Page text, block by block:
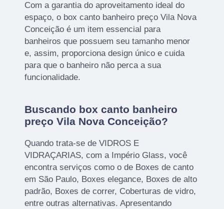
Com a garantia do aproveitamento ideal do
espaço, o box canto banheiro preço Vila Nova
Conceição é um item essencial para
banheiros que possuem seu tamanho menor
e, assim, proporciona design único e cuida
para que o banheiro não perca a sua
funcionalidade.
Buscando box canto banheiro
preço Vila Nova Conceição?
Quando trata-se de VIDROS E
VIDRAÇARIAS, com a Império Glass, você
encontra serviços como o de Boxes de canto
em São Paulo, Boxes elegance, Boxes de alto
padrão, Boxes de correr, Coberturas de vidro,
entre outras alternativas. Apresentando